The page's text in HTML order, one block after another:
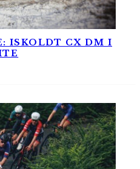
ISKOLDT CX DM I